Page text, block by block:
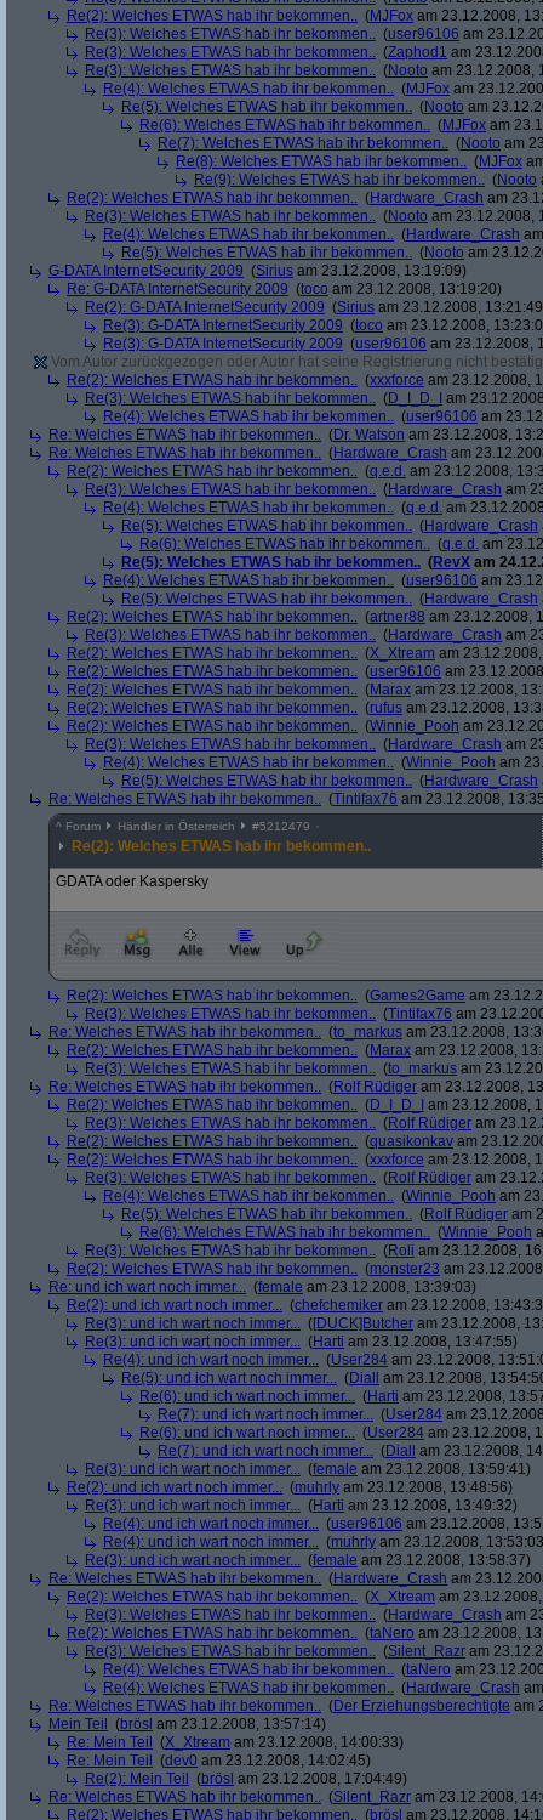
Re(2): Welches ETWAS hab ihr bekommen.. (MJFox am 23.12.2008,
Re(3): Welches ETWAS hab ihr bekommen.. (user96106 am
Re(3): Welches ETWAS hab ihr bekommen.. (Zaphod1 am
Re(3): Welches ETWAS hab ihr bekommen.. (Nooto am 23.12.2008,
Re(4): Welches ETWAS hab ihr bekommen.. (MJFox am
Re(5): Welches ETWAS hab ihr bekommen.. (Nooto am
Re(6): Welches ETWAS hab ihr bekommen.. (MJFox am
Re(7): Welches ETWAS hab ihr bekommen.. (Nooto am
Re(8): Welches ETWAS hab ihr bekommen.. (MJFox
Re(9): Welches ETWAS hab ihr bekommen.. (Nooto
Re(2): Welches ETWAS hab ihr bekommen.. (Hardware_Crash am
Re(3): Welches ETWAS hab ihr bekommen.. (Nooto am 23.12.2008,
Re(4): Welches ETWAS hab ihr bekommen.. (Hardware_Crash
Re(5): Welches ETWAS hab ihr bekommen.. (Nooto am
G-DATA InternetSecurity 2009 (Sirius am 23.12.2008, 13:19:09)
Re: G-DATA InternetSecurity 2009 (toco am 23.12.2008, 13:19:20)
Re(2): G-DATA InternetSecurity 2009 (Sirius am 23.12.2008,
Re(3): G-DATA InternetSecurity 2009 (toco am 23.12.2008,
Re(3): G-DATA InternetSecurity 2009 (user96106 am 23.12.2008,
Vom Autor zurückgezogen oder Autor hat seine Registrierung nicht
Re(2): Welches ETWAS hab ihr bekommen.. (xxxforce am 23.12.2008,
Re(3): Welches ETWAS hab ihr bekommen.. (D_I_D_I
am
Re(4): Welches ETWAS hab ihr bekommen.. (user96106 am
Re: Welches ETWAS hab ihr bekommen.. (Dr. Watson am 23.12.2008,
Re: Welches ETWAS hab ihr bekommen.. (Hardware_Crash am
Re(2): Welches ETWAS hab ihr bekommen.. (q.e.d. am 23.12.2008,
Re(3): Welches ETWAS hab ihr bekommen.. (Hardware_Crash am
Re(4): Welches ETWAS hab ihr bekommen.. (q.e.d. am
Re(5): Welches ETWAS hab ihr bekommen.. (Hardware_Crash
Re(6): Welches ETWAS hab ihr bekommen.. (q.e.d. am
Re(5): Welches ETWAS hab ihr bekommen.. (RevX am
Re(4): Welches ETWAS hab ihr bekommen.. (user96106 am
Re(5): Welches ETWAS hab ihr bekommen.. (Hardware_Crash
Re(2): Welches ETWAS hab ihr bekommen.. (artner88 am 23.12.2008,
Re(3): Welches ETWAS hab ihr bekommen.. (Hardware_Crash am
Re(2): Welches ETWAS hab ihr bekommen.. (X_Xtream am
Re(2): Welches ETWAS hab ihr bekommen.. (user96106 am
Re(2): Welches ETWAS hab ihr bekommen.. (Marax am 23.12.2008,
Re(2): Welches ETWAS hab ihr bekommen.. (rufus am 23.12.2008,
Re(2): Welches ETWAS hab ihr bekommen.. (Winnie_Pooh am
Re(3): Welches ETWAS hab ihr bekommen.. (Hardware_Crash am
Re(4): Welches ETWAS hab ihr bekommen.. (Winnie_Pooh am
Re(5): Welches ETWAS hab ihr bekommen.. (Hardware_Crash
Re: Welches ETWAS hab ihr bekommen.. (Tintifax76 am 23.12.2008,
^ Forum Händler in Österreich #5212479
Re(2): Welches ETWAS hab ihr bekommen..
GDATA oder Kaspersky
Re(2): Welches ETWAS hab ihr bekommen.. (Games2Game am
Re(3): Welches ETWAS hab ihr bekommen.. (Tintifax76 am
Re: Welches ETWAS hab ihr bekommen.. (to_markus am 23.12.2008,
Re(2): Welches ETWAS hab ihr bekommen.. (Marax am 23.12.2008,
Re(3): Welches ETWAS hab ihr bekommen.. (to_markus am
Re: Welches ETWAS hab ihr bekommen.. (Rolf Rüdiger am 23.12.2008,
Re(2): Welches ETWAS hab ihr bekommen.. (D_I_D_I
am 23.12.2008,
Re(3): Welches ETWAS hab ihr bekommen.. (Rolf Rüdiger am
Re(2): Welches ETWAS hab ihr bekommen.. (quasikonkav am
Re(2): Welches ETWAS hab ihr bekommen.. (xxxforce am 23.12.2008,
Re(3): Welches ETWAS hab ihr bekommen.. (Rolf Rüdiger am
Re(4): Welches ETWAS hab ihr bekommen.. (Winnie_Pooh am
Re(5): Welches ETWAS hab ihr bekommen.. (Rolf Rüdiger am
Re(6): Welches ETWAS hab ihr bekommen.. (Winnie_Pooh
Re(3): Welches ETWAS hab ihr bekommen.. (Roli am 23.12.2008,
Re(2): Welches ETWAS hab ihr bekommen.. (monster23 am
Re: und ich wart noch immer... (female am 23.12.2008, 13:39:03)
Re(2): und ich wart noch immer... (chefchemiker am 23.12.2008,
Re(3): und ich wart noch immer... ([DUCK]Butcher am 23.12.2008,
Re(3): und ich wart noch immer... (Harti am 23.12.2008, 13:47:55)
Re(4): und ich wart noch immer... (User284 am 23.12.2008,
Re(5): und ich wart noch immer... (Diall
am 23.12.2008,
Re(6): und ich wart noch immer... (Harti am 23.12.2008,
Re(7): und ich wart noch immer... (User284 am
Re(6): und ich wart noch immer... (User284 am 23.12.2008,
Re(7): und ich wart noch immer... (Diall
am 23.12.2008,
Re(3): und ich wart noch immer... (female am 23.12.2008, 13:59:41)
Re(2): und ich wart noch immer... (muhrly am 23.12.2008, 13:48:56)
Re(3): und ich wart noch immer... (Harti am 23.12.2008, 13:49:32)
Re(4): und ich wart noch immer... (user96106 am 23.12.2008,
Re(4): und ich wart noch immer... (muhrly am 23.12.2008,
Re(3): und ich wart noch immer... (female am 23.12.2008, 13:58:37)
Re: Welches ETWAS hab ihr bekommen.. (Hardware_Crash am
Re(2): Welches ETWAS hab ihr bekommen.. (X_Xtream am
Re(3): Welches ETWAS hab ihr bekommen.. (Hardware_Crash am
Re(2): Welches ETWAS hab ihr bekommen.. (taNero am 23.12.2008,
Re(3): Welches ETWAS hab ihr bekommen.. (Silent_Razr am
Re(4): Welches ETWAS hab ihr bekommen.. (taNero am
Re(4): Welches ETWAS hab ihr bekommen.. (Hardware_Crash
Re: Welches ETWAS hab ihr bekommen.. (Der Erziehungsberechtigte am
Mein Teil
(brösl am 23.12.2008, 13:57:14)
Re: Mein Teil
(X_Xtream am 23.12.2008, 14:00:33)
Re: Mein Teil
(dev0 am 23.12.2008, 14:02:45)
Re(2): Mein Teil
(brösl am 23.12.2008, 17:04:49)
Re: Welches ETWAS hab ihr bekommen.. (Silent_Razr am 23.12.2008,
Re(2): Welches ETWAS hab ihr bekommen.. (brösl am 23.12.2008,